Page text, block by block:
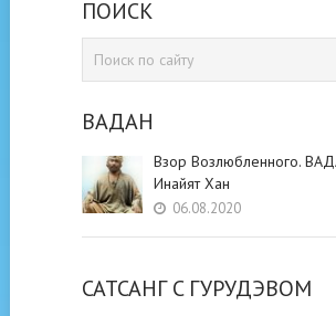
ПОИСК
ВАДАН
Взор Возлюбленного.
Инайят Хан
06.08.2020
САТСАНГ C ГУРУДЭВОМ